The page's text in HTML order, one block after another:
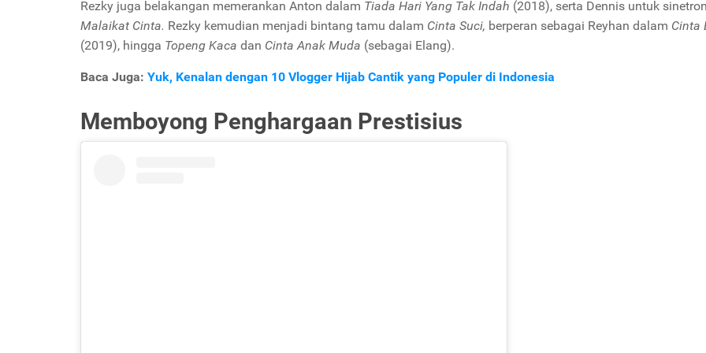
Rezky juga belakangan memerankan Anton dalam Tiada Hari Yang Tak Indah (2018), serta Dennis untuk sinetron
Malaikat Cinta. Rezky kemudian menjadi bintang tamu dalam Cinta Suci, berperan sebagai Reyhan dalam Cinta
(2019), hingga Topeng Kaca dan Cinta Anak Muda (sebagai Elang).
Baca Juga: Yuk, Kenalan dengan 10 Vlogger Hijab Cantik yang Populer di Indonesia
Memboyong Penghargaan Prestisius